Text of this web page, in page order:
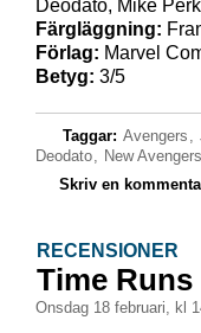
Deodato, Mike
Färgläggning:
Förlag: Marvel
Betyg: 3/5
Taggar: Avengers ,
Deodato, New Avengers
Skriv en
RECENSIONER
Time Runs
onsdag 18 februari, kl